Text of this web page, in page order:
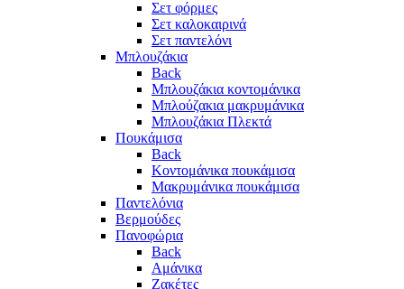
Σετ φόρμες
Σετ καλοκαιρινά
Σετ παντελόνι
Μπλουζάκια
Back
Μπλουζάκια κοντομάνικα
Μπλούζακια μακρυμάνικα
Μπλουζάκια Πλεκτά
Πουκάμισα
Back
Κοντομάνικα πουκάμισα
Μακρυμάνικα πουκάμισα
Παντελόνια
Βερμούδες
Πανοφώρια
Back
Αμάνικα
Ζακέτες